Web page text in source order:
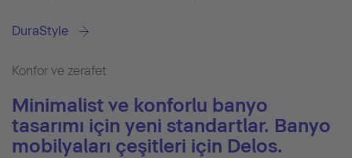
DuraStyle
Konfor ve zerafet
Minimalist ve konforlu banyo
tasarımı için yeni standartlar. Banyo
mobilyaları çeşitleri için Delos.